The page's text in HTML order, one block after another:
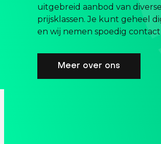
uitgebreid aanbod van
prijsklassen. Je kunt geheel
en wij nemen spoedig
Meer over ons